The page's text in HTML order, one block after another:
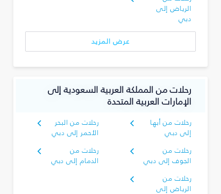
الرياض إلى
دبي
عرض المزيد
رحلات من المملكة العربية السعودية إلى
الإمارات العربية المتحدة
رحلات من أبها
إلى دبي
رحلات من البحر
الأحمر إلى دبي
رحلات من
الجوف إلى دبي
رحلات من
الدمام إلى دبي
رحلات من
الرياض إلى